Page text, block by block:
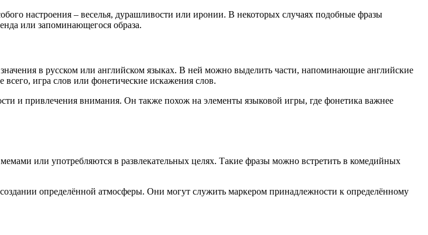
настроения – веселья, дурашливости или иронии. В некоторых случаях подобные фразы
или запоминающегося образа.
в русском или английском языках. В ней можно выделить части, напоминающие английские
всего, игра слов или фонетические искажения слов.
и привлечения внимания. Он также похож на элементы языковой игры, где фонетика важнее
или употребляются в развлекательных целях. Такие фразы можно встретить в комедийных
определённой атмосферы. Они могут служить маркером принадлежности к определённому